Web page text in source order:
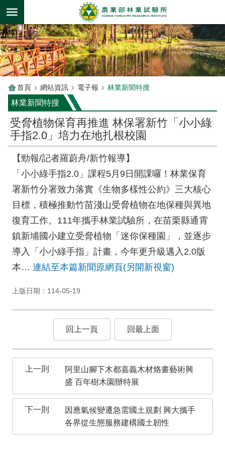
跳到主要內容區塊
首頁 網站資訊 電子報 林業新聞特搜
林業新聞特搜
受脅植物保育再推進 林保署新竹「小小綠
手指2.0」培力在地扎根校園
【勁報/記者羅蔚舟/新竹報導】
「小小綠手指2.0」課程5月9日開課囉！林業保育
署新竹分署致力落實《生物多樣性公約》三大核心
目標，積極推動竹苗淺山受脅植物在地保種與異地
復育工作。111年攜手林業試驗所，在苗栗縣通霄
鎮新埔國小建立受脅植物「迷你保種園」，並逐步
導入「小小綠手指」計畫，今年更升級邁入2.0版
本… 連結至本篇新聞原網頁(另開新視窗)
上版日期：114-05-19
回上一頁 回最上面
阿里山腳下木都嘉義木材烙畫藝術興
盛 百年樹木園辦特展
因應氣候變遷急需國土規劃 興大攜手
各界從生態服務建構國土韌性